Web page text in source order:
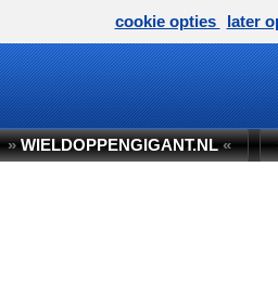
»WIELDOPPENGIGANT.NL«
cookie opties later